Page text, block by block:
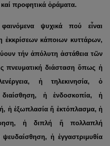
προφητικά ὁράματα.
ψυχικά πού εἶναι
ἐκκρίσεων κάποιων κυττάρων,
τήν ἀπόλυτη ἀστάθεια τῶν
πνευματική διάσταση ὅπως ἡ
ἡ τηλεκινησία, ὁ
ἡ ἐνδοσκοπία, ἡ
ἡ ἐξωπλασία ἤ ἐκτόπλασμα, ἡ
ἡ διπλή ἤ πολλαπλή
ἡ ἐγγαστριμυθία